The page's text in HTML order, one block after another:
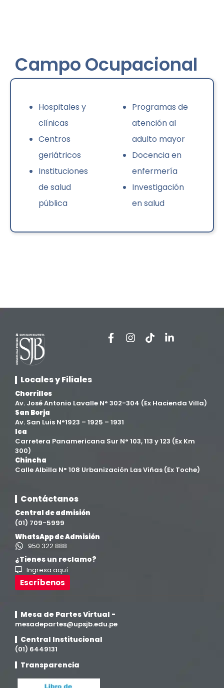
Campo Ocupacional
Hospitales y
clínicas
Centros
geriátricos
Instituciones
de salud
pública
Programas de
atención al
adulto mayor
Docencia en
enfermería
Investigación
en salud
Locales y Filiales
Chorrillos
Av. José Antonio Lavalle N° 302-304 (Ex Hacienda Villa)
San Borja
Av. San Luis N°1923 – 1925 – 1931
Ica
Carretera Panamericana Sur N° 103, 113 y 123 (Ex Km
300)
Chincha
Calle Albilla N° 108 Urbanización Las Viñas (Ex Toche)
Contáctanos
Central de admisión
(01) 709-5999
WhatsApp de Admisión
950 322 888
¿Tienes un reclamo?
Ingresa aquí
Escríbenos
Mesa de Partes Virtual -
mesadepartes@upsjb.edu.pe
Central Institucional
(01) 6449131
Transparencia